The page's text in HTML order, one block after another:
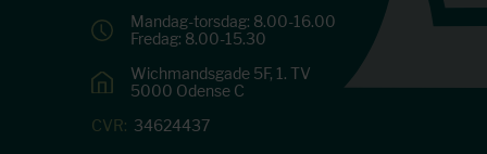
Mandag-torsdag: 8.00-16.00
Fredag: 8.00-15.30
Wichmandsgade 5F, 1. TV
5000 Odense C
CVR: 34624437